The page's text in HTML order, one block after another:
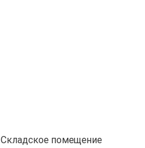
Складское помещение